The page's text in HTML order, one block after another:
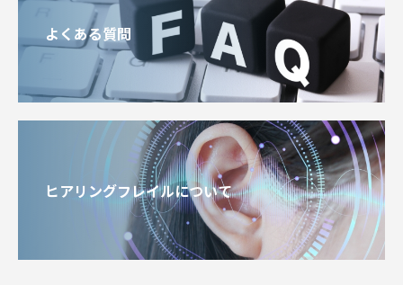
よくある質問
ヒアリングフレイルについて